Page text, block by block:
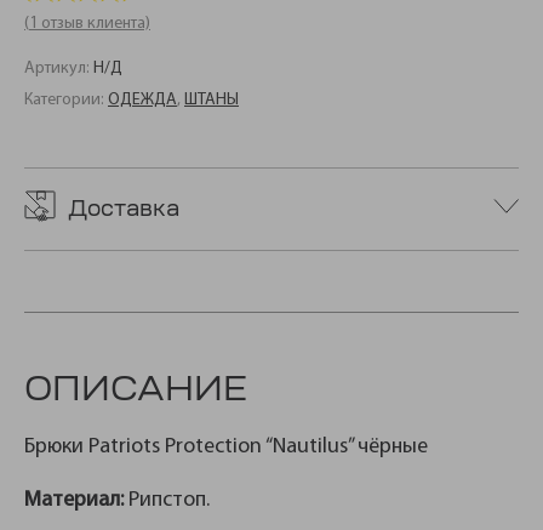
( 1 отзыв клиента)
Артикул: Н/Д
Категории: ОДЕЖДА, ШТАНЫ
Доставка
ОПИСАНИЕ
Брюки Patriots Protection “Nautilus” чёрные
Материал:Рипстоп.